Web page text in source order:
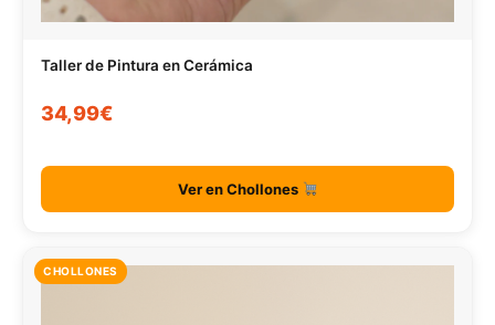
Taller de Pintura en Cerámica
34,99€
Ver en Chollones
CHOLLONES